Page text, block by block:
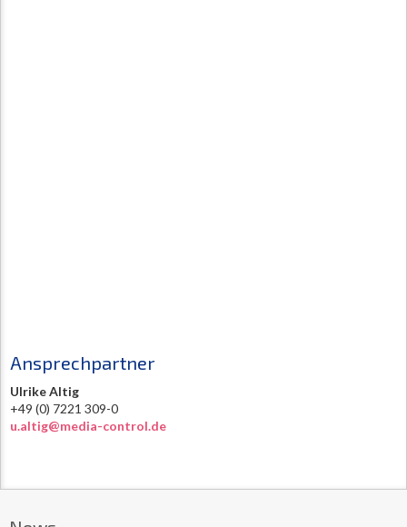
Ansprechpartner
Ulrike Altig
+49 (0) 7221 309-0
u.altig@media-control.de